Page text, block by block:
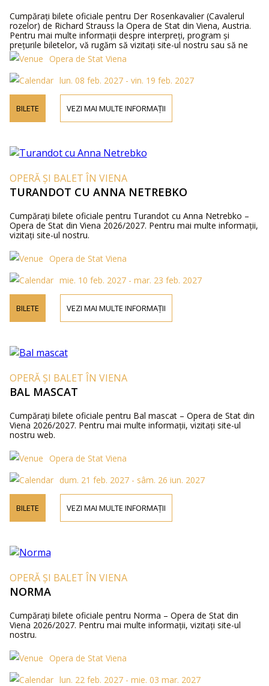
Cumpărați bilete oficiale pentru Der Rosenkavalier (Cavalerul
rozelor) de Richard Strauss la Opera de Stat din Viena, Austria.
Pentru mai multe informații despre interpreți, program și
prețurile biletelor, vă rugăm să vizitați site-ul nostru sau să ne
contactați telefonic.Opera de Stat Viena
lun. 08 feb. 2027 - vin. 19 feb. 2027
BILETE VEZI MAI MULTE INFORMAȚII
OPERĂ ȘI BALET ÎN VIENA
TURANDOT CU ANNA NETREBKO
Cumpărați bilete oficiale pentru Turandot cu Anna Netrebko –
Opera de Stat din Viena 2026/2027. Pentru mai multe informații,
vizitați site-ul nostru.
Opera de Stat Viena
mie. 10 feb. 2027 - mar. 23 feb. 2027
BILETE VEZI MAI MULTE INFORMAȚII
OPERĂ ȘI BALET ÎN VIENA
BAL MASCAT
Cumpărați bilete oficiale pentru Bal mascat – Opera de Stat din
Viena 2026/2027. Pentru mai multe informații, vizitați site-ul
nostru web.
Opera de Stat Viena
dum. 21 feb. 2027 - sâm. 26 iun. 2027
BILETE VEZI MAI MULTE INFORMAȚII
OPERĂ ȘI BALET ÎN VIENA
NORMA
Cumpărați bilete oficiale pentru Norma – Opera de Stat din
Viena 2026/2027. Pentru mai multe informații, vizitați site-ul
nostru.
Opera de Stat Viena
lun. 22 feb. 2027 - mie. 03 mar. 2027